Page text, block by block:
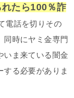
たら100％詐
電話を切りその
同時にヤミ金専門
いま来ている闇金
る必要がありま